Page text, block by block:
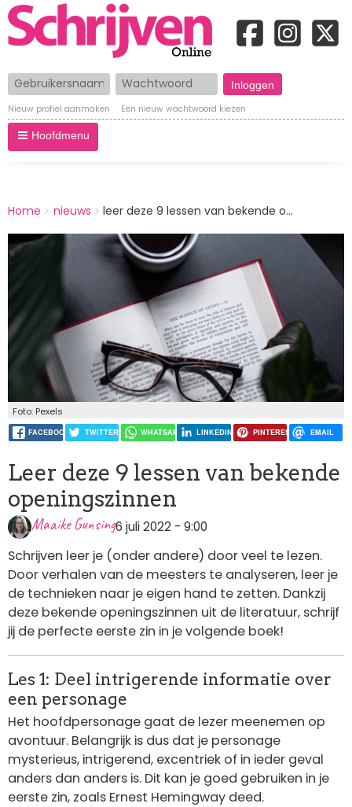
Gebruikersnaam Wachtwoord
Nieuw profiel aanmaken Een nieuw wachtwoord kiezen
Hoofdmenu
BREADCRUMBS
You
here:
Home nieuws
leer deze 9 lessen van bekende o...
Afbeelding
Foto: Pexels
FACEBOOK TWITTER WHATSAPP LINKEDIN PINTEREST EMAIL
Leer deze 9 lessen van bekende
openingszinnen
Maaike Gunsing6 juli 2022 - 9:00
Schrijven leer je (onder andere) door veel te lezen.
Door verhalen van de meesters te analyseren, leer je
de technieken naar je eigen hand te zetten. Dankzij
deze bekende openingszinnen uit de literatuur, schrijf
jij de perfecte eerste zin in je volgende boek!
Les 1: Deel intrigerende informatie over
een personage
Het hoofdpersonage gaat de lezer meenemen op
avontuur. Belangrijk is dus dat je personage
mysterieus, intrigerend, excentriek of in ieder geval
anders dan anders is. Dit kan je goed gebruiken in je
eerste zin, zoals Ernest Hemingway deed.